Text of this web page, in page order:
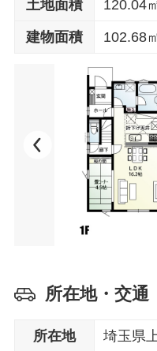
土地面積 120.04
建物面積 102.68
所在地・交通
所在地 埼玉県